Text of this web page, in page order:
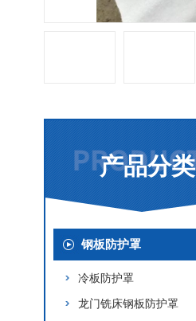
产品分类
钢板防护罩
冷板防护罩
龙门铣床钢板防护罩